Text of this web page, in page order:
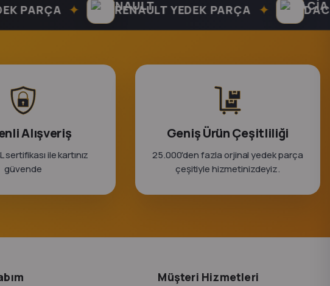
✦ RENAULT YEDEK PARÇA ✦ DACIA
Alışveriş
sertifikası ile kartınız
güvende
Geniş Ürün Çeşitliliği
25.000'den fazla orjinal yedek parça
çeşitiyle hizmetinizdeyiz.
Müşteri Hizmetleri